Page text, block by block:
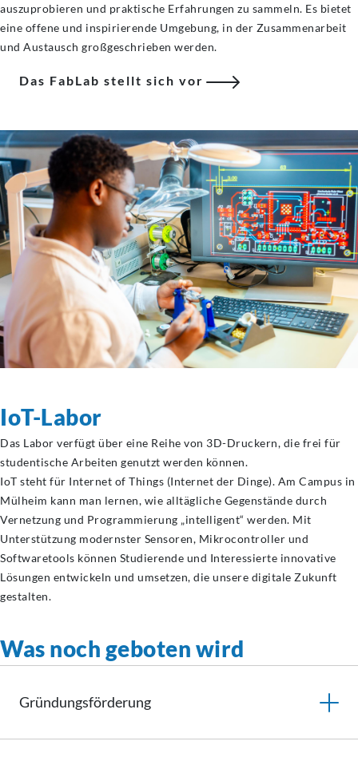
auszuprobieren und praktische Erfahrungen zu sammeln. Es bietet
eine offene und inspirierende Umgebung, in der Zusammenarbeit
und Austausch großgeschrieben werden.
Das FabLab stellt sich vor
IoT-Labor
Das Labor verfügt über eine Reihe von 3D-Druckern, die frei für
studentische Arbeiten genutzt werden können.
IoT steht für Internet of Things (Internet der Dinge). Am Campus in
Mülheim kann man lernen, wie alltägliche Gegenstände durch
Vernetzung und Programmierung „intelligent“ werden. Mit
Unterstützung modernster Sensoren, Mikrocontroller und
Softwaretools können Studierende und Interessierte innovative
Lösungen entwickeln und umsetzen, die unsere digitale Zukunft
gestalten.
Was noch geboten wird
Gründungsförderung